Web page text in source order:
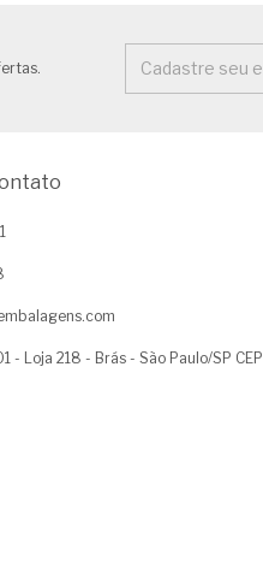
- Loja 218 - Brás - São Paulo/SP CEP